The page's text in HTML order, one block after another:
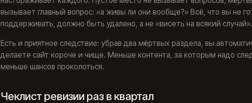
вызывает главный вопрос: «а живы ли они вообще?» Всё, что вы не
поддерживать, должно быть удалено, а не «висеть на всякий случай».
Есть и приятное следствие: убрав два мёртвых раздела, вы
делаете сайт короче и чище. Меньше контента, за которым надо
меньше шансов проколоться.
Чеклист ревизии раз в квартал